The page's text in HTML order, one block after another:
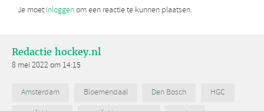
Je moet inloggenom een reactie te kunnen plaatsen.
Redactie hockey.nl
8 mei 2022 om 14:15
Amsterdam Bloemendaal Den Bosch
HGC